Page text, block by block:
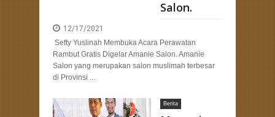
Salon.
12/17/2021
Sefty Yuslinah Membuka Acara Perawatan
Rambut Gratis Digelar Amanie Salon. Amanie
Salon yang merupakan salon muslimah terbesar
di Provinsi ...
Berita